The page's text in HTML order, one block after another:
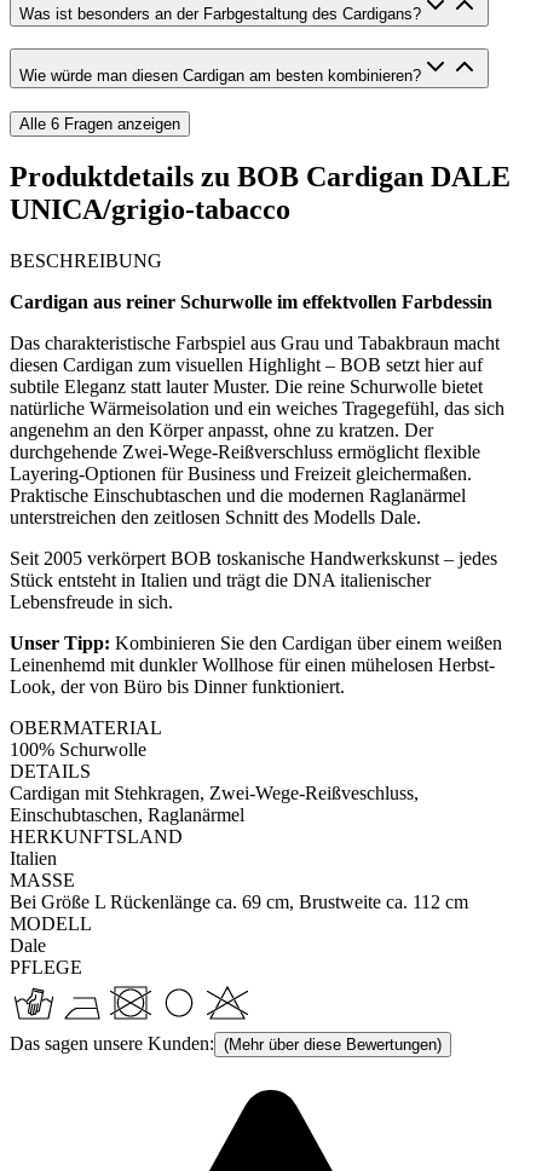
Was ist besonders an der Farbgestaltung des Cardigans?
Wie würde man diesen Cardigan am besten kombinieren?
Alle 6 Fragen anzeigen
Produktdetails zu BOB Cardigan DALE
UNICA/grigio-tabacco
BESCHREIBUNG
Cardigan aus reiner Schurwolle im effektvollen Farbdessin
Das charakteristische Farbspiel aus Grau und Tabakbraun macht
diesen Cardigan zum visuellen Highlight – BOB setzt hier auf
subtile Eleganz statt lauter Muster. Die reine Schurwolle bietet
natürliche Wärmeisolation und ein weiches Tragegefühl, das sich
angenehm an den Körper anpasst, ohne zu kratzen. Der
durchgehende Zwei-Wege-Reißverschluss ermöglicht flexible
Layering-Optionen für Business und Freizeit gleichermaßen.
Praktische Einschubtaschen und die modernen Raglanärmel
unterstreichen den zeitlosen Schnitt des Modells Dale.
Seit 2005 verkörpert BOB toskanische Handwerkskunst – jedes
Stück entsteht in Italien und trägt die DNA italienischer
Lebensfreude in sich.
Unser Tipp: Kombinieren Sie den Cardigan über einem weißen
Leinenhemd mit dunkler Wollhose für einen mühelosen Herbst-
Look, der von Büro bis Dinner funktioniert.
OBERMATERIAL
100% Schurwolle
DETAILS
Cardigan mit Stehkragen, Zwei-Wege-Reißveschluss,
Einschubtaschen, Raglanärmel
HERKUNFTSLAND
Italien
MASSE
Bei Größe L Rückenlänge ca. 69 cm, Brustweite ca. 112 cm
MODELL
Dale
PFLEGE
Das sagen unsere Kunden: (Mehr über diese Bewertungen)